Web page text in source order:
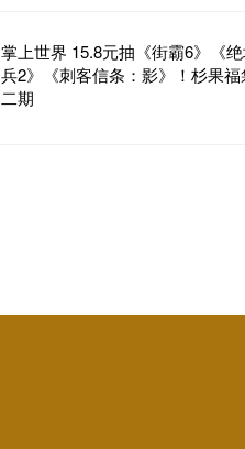
掌上世界 15.8元抽《街霸6》《
兵2》《刺客信条：影》！杉果福
二期